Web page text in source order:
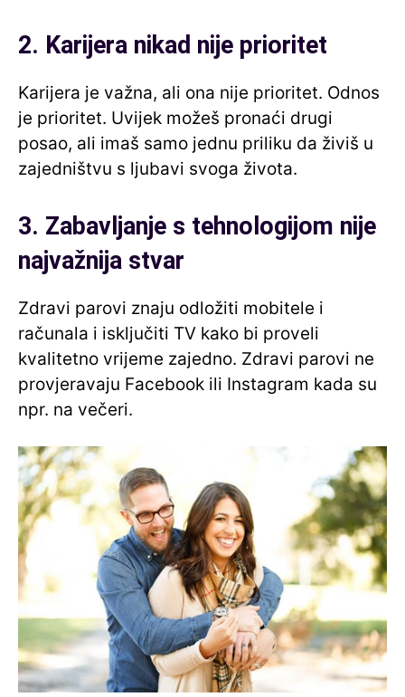
2. Karijera nikad nije prioritet
Karijera je važna, ali ona nije prioritet. Odnos
je prioritet. Uvijek možeš pronaći drugi
posao, ali imaš samo jednu priliku da živiš u
zajedništvu s ljubavi svoga života.
3. Zabavljanje s tehnologijom nije
najvažnija stvar
Zdravi parovi znaju odložiti mobitele i
računala i isključiti TV kako bi proveli
kvalitetno vrijeme zajedno. Zdravi parovi ne
provjeravaju Facebook ili Instagram kada su
npr. na večeri.